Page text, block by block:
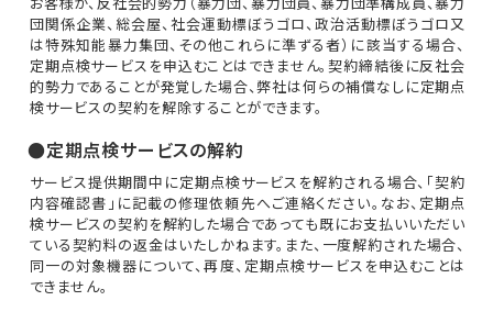
団関係企業、総会屋、社会運動標ぼうゴロ、政治活動標ぼうゴロ又
は特殊知能暴力集団、その他これらに準ずる者）に該当する場合、
定期点検サービスを申込むことはできません。契約締結後に反社会
的勢力であることが発覚した場合、弊社は何らの補償なしに定期点
検サービスの契約を解除することができます。
●定期点検サービスの解約
サービス提供期間中に定期点検サービスを解約される場合、「契約
内容確認書」に記載の修理依頼先へご連絡ください。なお、定期点
検サービスの契約を解約した場合であっても既にお支払いいただい
ている契約料の返金はいたしかねます。また、一度解約された場合、
同一の対象機器について、再度、定期点検サービスを申込むことは
できません。